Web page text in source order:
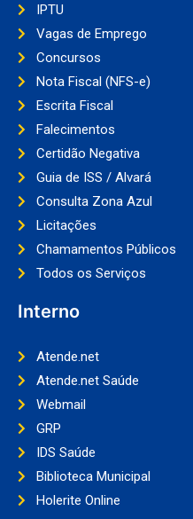
IPTU
Vagas de Emprego
Concursos
Nota Fiscal (NFS-e)
Escrita Fiscal
Falecimentos
Certidão Negativa
Guia de ISS / Alvará
Consulta Zona Azul
Licitações
Chamamentos Públicos
Todos os Serviços
Interno
Atende.net
Atende.net Saúde
Webmail
GRP
IDS Saúde
Biblioteca Municipal
Holerite Online